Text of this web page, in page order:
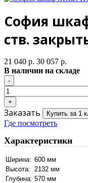
София
ств.
21 040 р. 30 057 р.
В наличии на складе
Заказать Купить за 1
Где посмотреть
Характеристики
Ширина: 600 мм
Высота:
2132 мм
Глубина: 570 мм